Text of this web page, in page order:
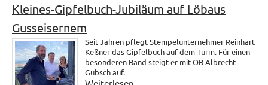
Kleines-Gipfelbuch-Jubiläum auf Löbaus
Gusseisernem
Seit Jahren pflegt Stempelunternehmer Reinhart
Keßner das Gipfelbuch auf dem Turm. Für einen
besonderen Band steigt er mit OB Albrecht
Gubsch auf.